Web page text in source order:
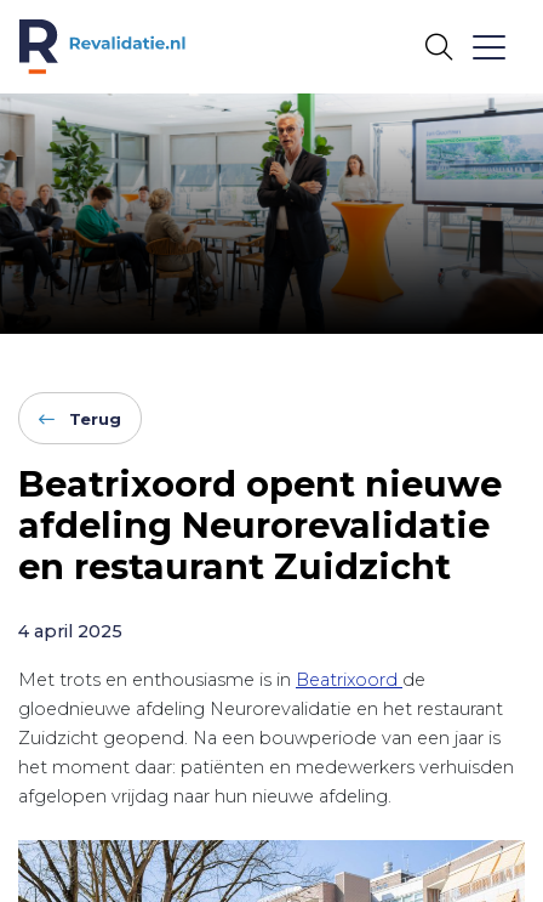
REVALIDATIE.NL
Terug
Beatrixoord opent nieuwe
afdeling Neurorevalidatie
en restaurant Zuidzicht
4 april 2025
Met trots en enthousiasme is in Beatrixoord de
gloednieuwe afdeling Neurorevalidatie en het restaurant
Zuidzicht geopend. Na een bouwperiode van een jaar is
het moment daar: patiënten en medewerkers verhuisden
afgelopen vrijdag naar hun nieuwe afdeling.